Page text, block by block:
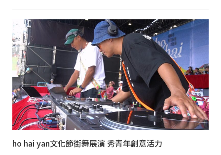
ho hai yan文化節街舞展演 秀青年創意活力